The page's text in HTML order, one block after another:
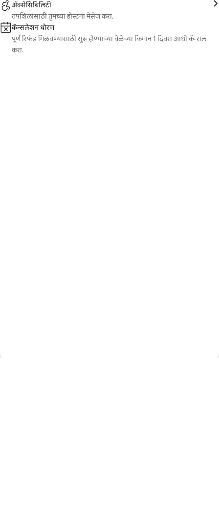
ॲक्सेसिबिलिटी
तपशिलांसाठी तुमच्या होस्टना मेसेज करा.
कॅन्सलेशन धोरण
पूर्ण रिफंड मिळवण्यासाठी सुरू होण्याच्या वेळेच्या किमान 1 दिवस आधी कॅन्सल
करा.